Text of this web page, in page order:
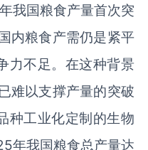
我国粮食产量首次突
内粮食产需仍是紧平
力不足。在这种背景
难以支撑产量的突破
种工业化定制的生物
年我国粮食总产量达